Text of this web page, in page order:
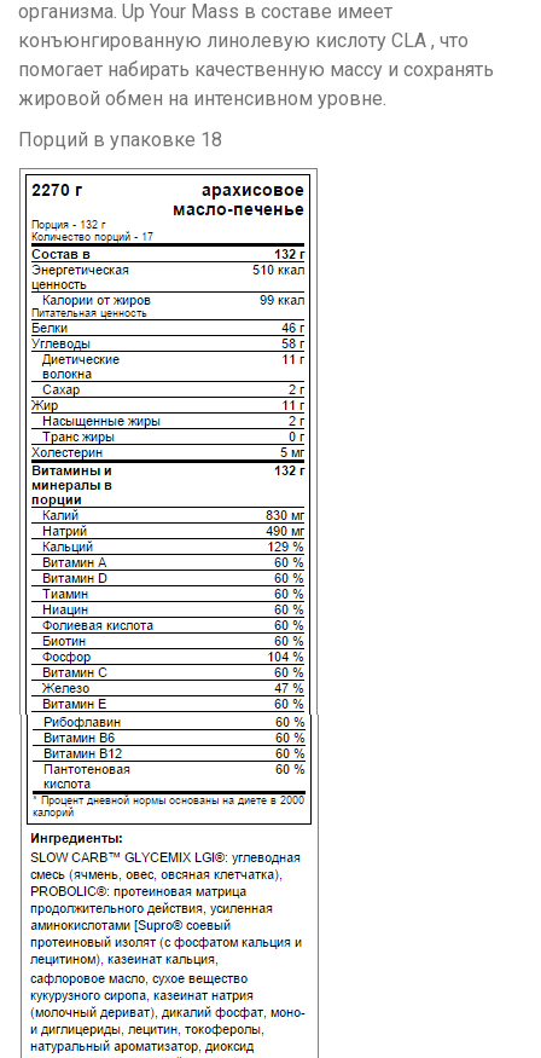
организма. Up Your Mass в составе имеет
конъюнгированную линолевую кислоту CLA , что
помогает набирать качественную массу и сохранять
жировой обмен на интенсивном уровне.
Порций в упаковке 18